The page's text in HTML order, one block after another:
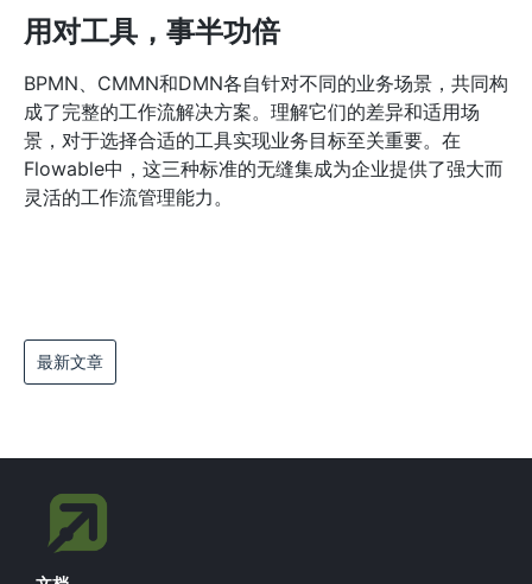
用对工具，事半功倍
BPMN、CMMN和DMN各自针对不同的业务场景，共同构
成了完整的工作流解决方案。理解它们的差异和适用场
景，对于选择合适的工具实现业务目标至关重要。在
Flowable中，这三种标准的无缝集成为企业提供了强大而
灵活的工作流管理能力。
最新文章